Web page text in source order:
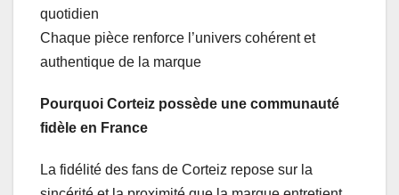
quotidien
Chaque pièce renforce l’univers cohérent et
authentique de la marque
Pourquoi Corteiz possède une communauté
fidèle en France
La fidélité des fans de Corteiz repose sur la